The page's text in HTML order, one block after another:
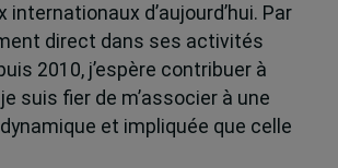
internationaux d’aujourd’hui. Par
direct dans ses activités
2010, j’espère contribuer à
suis fier de m’associer à une
et impliquée que celle